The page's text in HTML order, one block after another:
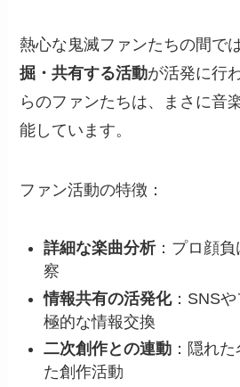
熱心な鬼滅ファンたちの間では
掘・共有する活動が活発に行
らのファンたちは、まさに音
能しています。
ファン活動の特徴：
詳細な楽曲分析：プロ顔
察
情報共有の活発化：SNS
極的な情報交換
二次創作との連動 ：隠れ
た創作活動